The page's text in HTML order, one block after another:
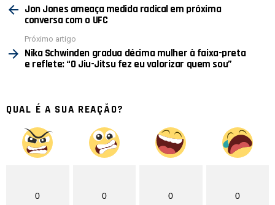
mais
Jon Jones ameaça medida radical em próxima
conversa com o UFC
Próximo artigo
Nika Schwinden gradua décima mulher à faixa-preta
e reflete: “O Jiu-Jitsu fez eu valorizar quem sou”
QUAL É A SUA REAÇÃO?
0 0 0 0